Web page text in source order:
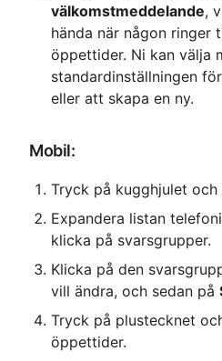
välkomstmeddelande,
hända när någon ringer
öppettider. Ni kan välja
standardinställningen
eller att skapa en ny.
Mobil:
Tryck på kugghjulet
Expandera listan
klicka på svarsgrupper.
Klicka på den
vill ändra, och sedan på
Tryck på plustecknet
öppettider.